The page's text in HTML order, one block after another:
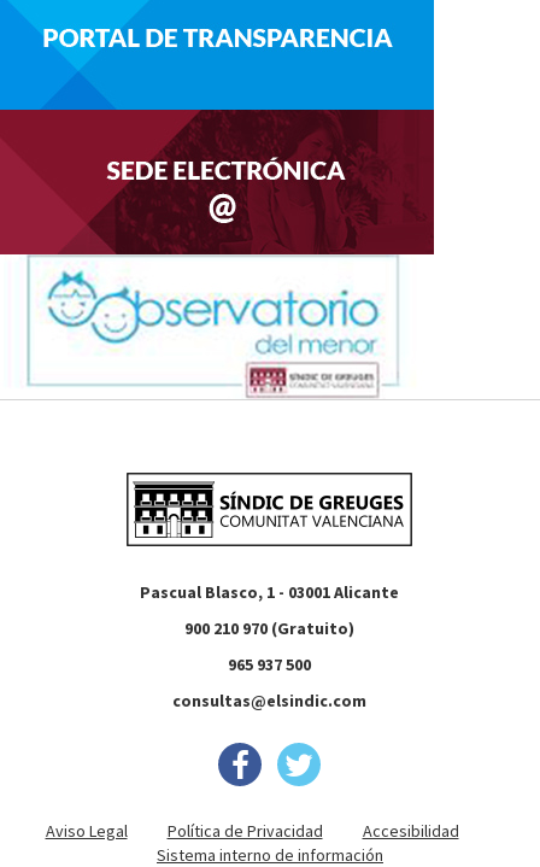
Pascual Blasco, 1 - 03001 Alicante
900 210 970 (Gratuito)
965 937 500
consultas@elsindic.com
Aviso Legal Política de Privacidad
Accesibilidad
Sistema interno de información